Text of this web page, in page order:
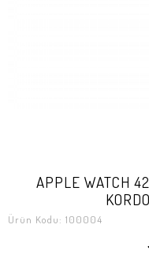
APPLE WATCH
Ürün Kodu: 100004